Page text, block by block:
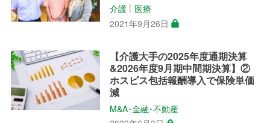
介護 │医療
2021年9月26日
【介護大手の2025年度通期決算
&2026年度9月期中間期決算】②
ホスピス包括報酬導入で保険単価
減
M&A･金融･不動産